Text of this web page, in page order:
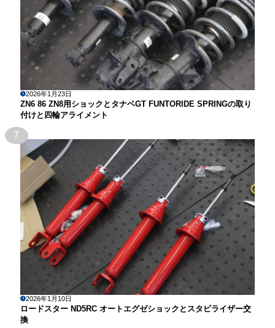
2026年1月23日
ZN6 86 ZN8用ショックとタナベGT FUNTORIDE SPRINGの取り
付けと四輪アライメント
7
2026年1月10日
ロードスター ND5RC オートエグゼショックとスタビライザー交
換